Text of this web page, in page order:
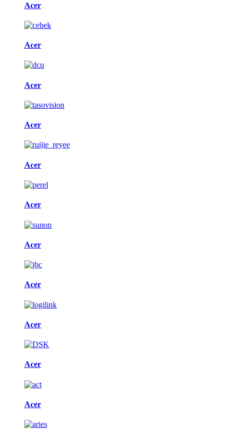
Acer
Acer
Acer
Acer
Acer
Acer
Acer
Acer
Acer
Acer
Acer